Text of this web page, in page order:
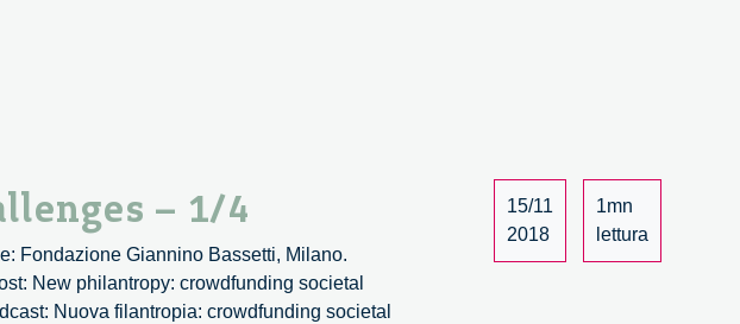
– 1/4
Fondazione Giannino Bassetti, Milano.
New philantropy: crowdfunding societal
Nuova filantropia: crowdfunding societal
15/11
2018
1mn
lettura